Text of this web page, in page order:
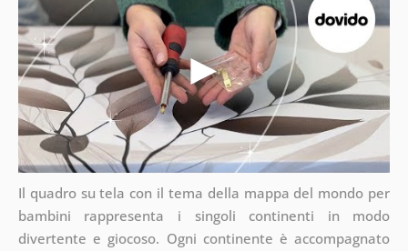
Il quadro su tela con il tema della mappa del mondo per
bambini rappresenta i singoli continenti in modo
divertente e giocoso. Ogni continente è accompagnato